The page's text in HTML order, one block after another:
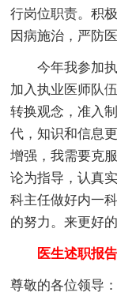
行岗位职责。积
因病施治，严防
今年我参加执
加入执业医师队
转换观念，准入
代，知识和信息
增强，我需要克
论为指导，认真
科主任做好内一
的努力。来更好
医生述职报告
尊敬的各位领导：